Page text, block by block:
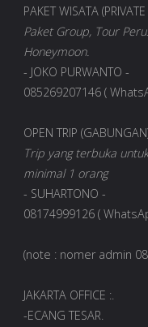
PAKET WISATA (PRIVATE
Paket Group, Tour
Honeymoon.
- JOKO PURWANTO -
085269207146 (
OPEN TRIP
Trip yang terbuka
minimal 1 orang
- SUHARTONO -
08174999126 (
(note : nomer admin
JAKARTA OFFICE :.
-ECANG TESAR.